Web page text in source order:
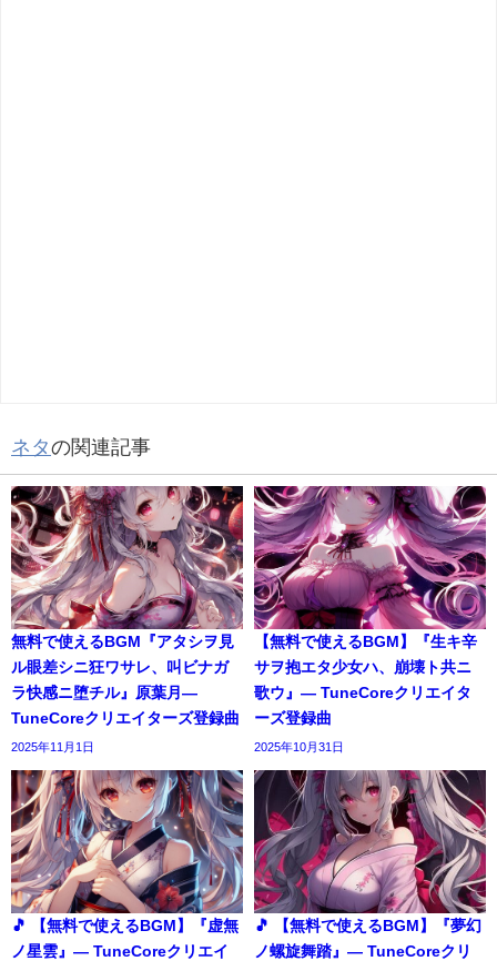
ネタの関連記事
無料で使えるBGM『アタシヲ見
ル眼差シニ狂ワサレ、叫ビナガ
ラ快感ニ堕チル』原葉月―
TuneCoreクリエイターズ登録曲
2025年11月1日
【無料で使えるBGM】『生キ辛
サヲ抱エタ少女ハ、崩壊ト共ニ
歌ウ』― TuneCoreクリエイタ
ーズ登録曲
2025年10月31日
🎵 【無料で使えるBGM】『虚無
ノ星雲』― TuneCoreクリエイ
🎵 【無料で使えるBGM】『夢幻
ノ螺旋舞踏』― TuneCoreクリ